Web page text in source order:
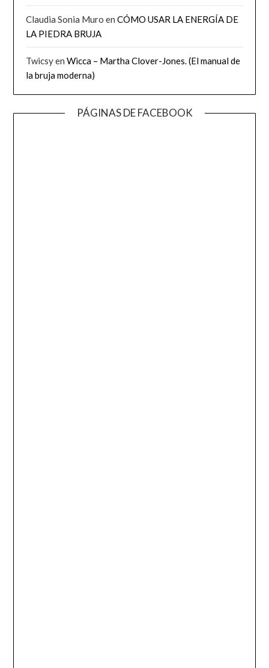
Claudia Sonia Muro enCÓMO USAR LA ENERGÍA DE
LA PIEDRA BRUJA
TwicsyenWicca – Martha Clover-Jones. (El manual de
la bruja moderna)
PÁGINAS DE FACEBOOK